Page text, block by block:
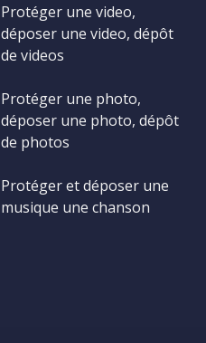
Protéger une video,
déposer une video, dépôt
de videos
Protéger une photo,
déposer une photo, dépôt
de photos
Protéger et déposer une
musique une chanson